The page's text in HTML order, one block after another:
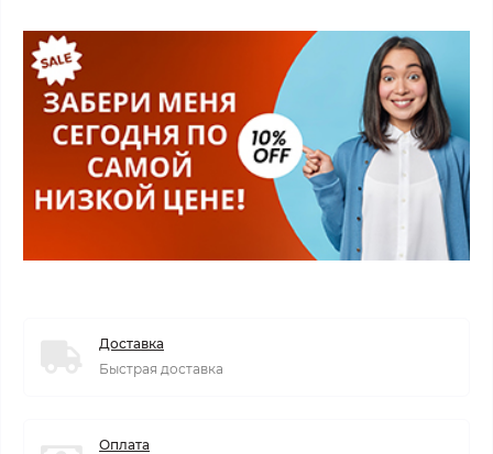
Доставка
Быстрая доставка
Оплата